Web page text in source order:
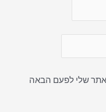
שלי לפעם הבאה